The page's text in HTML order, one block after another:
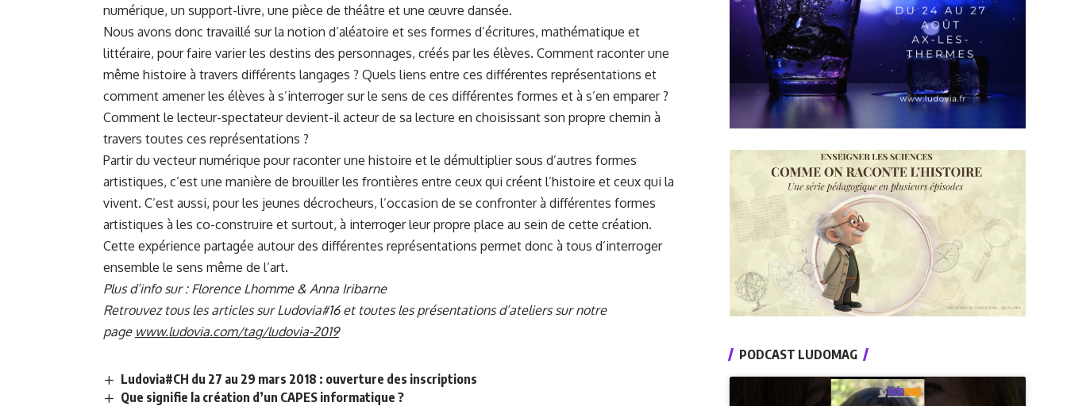
numérique, un support-livre, une pièce de théâtre et une œuvre dansée.
Nous avons donc travaillé sur la notion d’aléatoire et ses formes d’écritures, mathématique et
littéraire, pour faire varier les destins des personnages, créés par les élèves. Comment raconter une
même histoire à travers différents langages ? Quels liens entre ces différentes représentations et
comment amener les élèves à s’interroger sur le sens de ces différentes formes et à s’en emparer ?
Comment le lecteur-spectateur devient-il acteur de sa lecture en choisissant son propre chemin à
travers toutes ces représentations ?
Partir du vecteur numérique pour raconter une histoire et le démultiplier sous d’autres formes
artistiques, c’est une manière de brouiller les frontières entre ceux qui créent l’histoire et ceux qui la
vivent. C’est aussi, pour les jeunes décrocheurs, l’occasion de se confronter à différentes formes
artistiques à les co-construire et surtout, à interroger leur propre place au sein de cette création.
Cette expérience partagée autour des différentes représentations permet donc à tous d’interroger
ensemble le sens même de l’art.
Plus d’info sur : Florence Lhomme& Anna Iribarne
Retrouvez tous les articles sur Ludovia#16 et toutes les présentations d’ateliers sur notre
page www.ludovia.com/tag/ludovia-2019
Ludovia#CH du 27 au 29 mars 2018 : ouverture des inscriptions
Que signifie la création d’un CAPES informatique ?
PODCAST LUDOMAG